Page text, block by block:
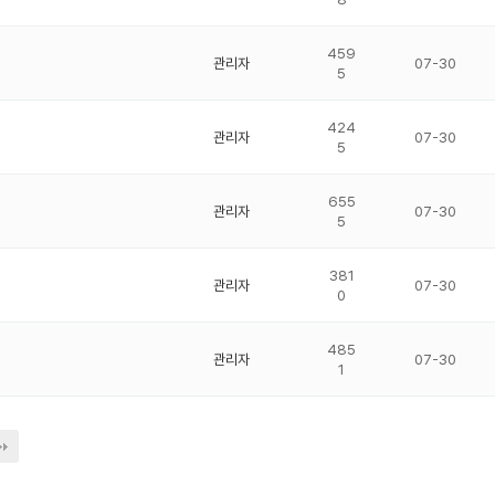
관리자
459
5
07-30
관리자
424
5
07-30
관리자
655
5
07-30
관리자
381
0
07-30
관리자
485
1
07-30